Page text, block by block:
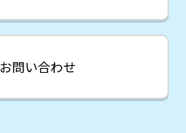
お問い合わせ